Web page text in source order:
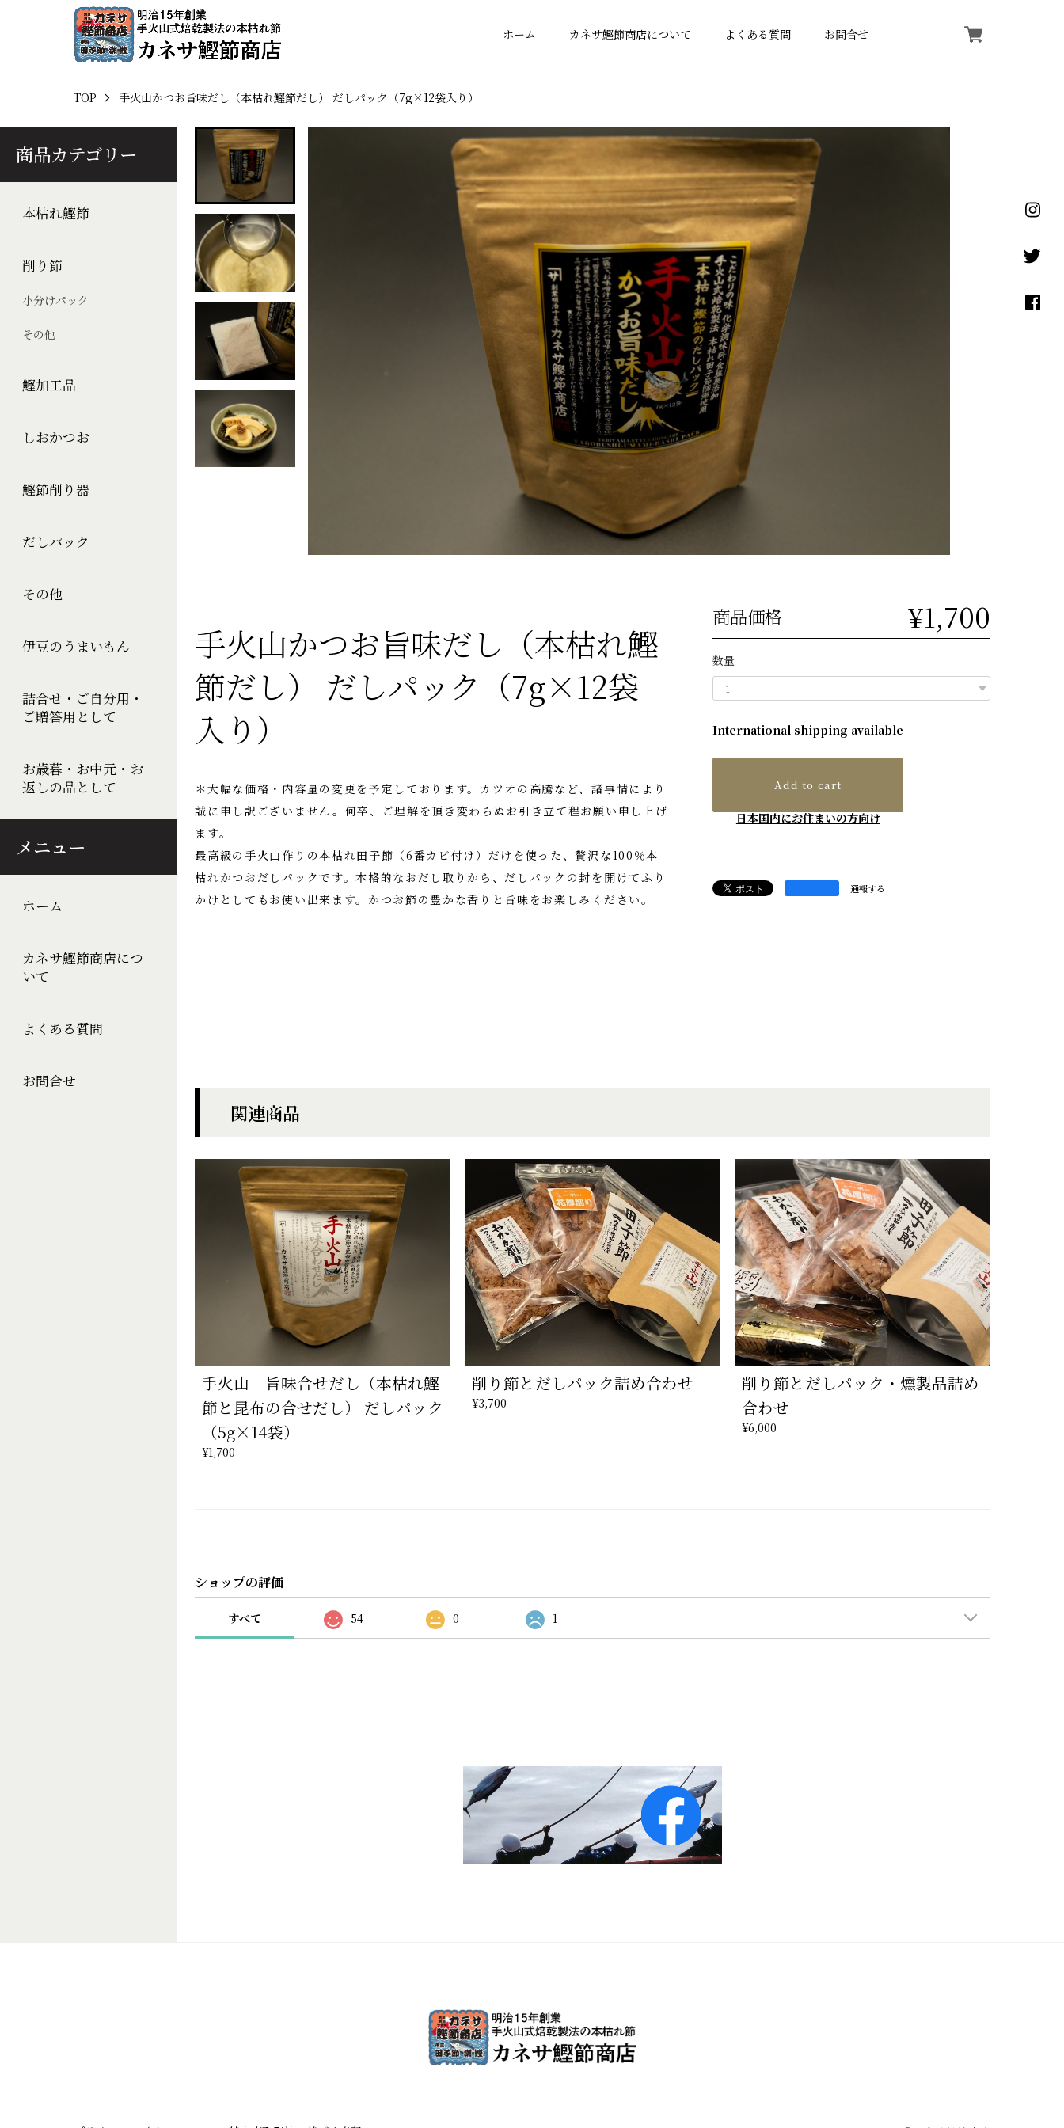
ホーム カネサ鰹節商店について よくある質問 お問合せ
メニュー
ホーム
カネサ鰹節商店につ
いて
よくある質問
お問合せ
商品カテゴリー
本枯れ鰹節
削り節
小分けパック
その他
鰹加工品
しおかつお
鰹節削り器
だしパック
その他
伊豆のうまいもん
詰合せ・ご自分用・
ご贈答用として
お歳暮・お中元・お
返しの品として
TOP 手火山かつお旨味だし（本枯れ鰹節だし） だしパック（7g×12袋入り）
手火山かつお旨味だし（本枯れ鰹
節だし） だしパック（7g×12袋
入り）
＊大幅な価格・内容量の変更を予定しております。カツオの高騰など、諸事情により
誠に申し訳ございません。何卒、ご理解を頂き変わらぬお引き立て程お願い申し上げ
ます。
最高級の手火山作りの本枯れ田子節（6番カビ付け）だけを使った、贅沢な100％本
枯れかつおだしパックです。本格的なおだし取りから、だしパックの封を開けてふり
かけとしてもお使い出来ます。かつお節の豊かな香りと旨味をお楽しみください。
商品価格 ¥1,700
数量
International shipping available
Add to cart
日本国内にお住まいの方向け
通報する
関連商品
手火山 旨味合せだし（本枯れ鰹
節と昆布の合せだし） だしパック
（5g×14袋）
¥1,700
削り節とだしパック詰め合わせ
¥3,700
削り節とだしパック・燻製品詰め
合わせ
¥6,000
ショップの評価
すべて 54 0 1